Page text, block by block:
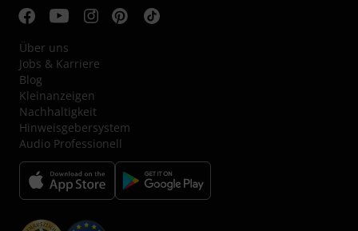
Über uns
Jobs & Karriere
Blog
Kleinanzeigen
Nachhaltigkeit
Hinweisgebersystem
Audio Professionell